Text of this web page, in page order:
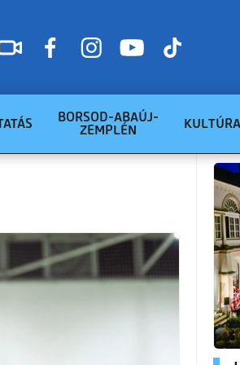
BORSOD-ABAÚJ-
ZEMPLÉN
KULTÚRA